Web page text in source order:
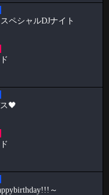
2等 13972 3等 1
グ
バーのスタッフをしており
季節になり 2人に1人がな
ペシャルDJナイト
🖤
～